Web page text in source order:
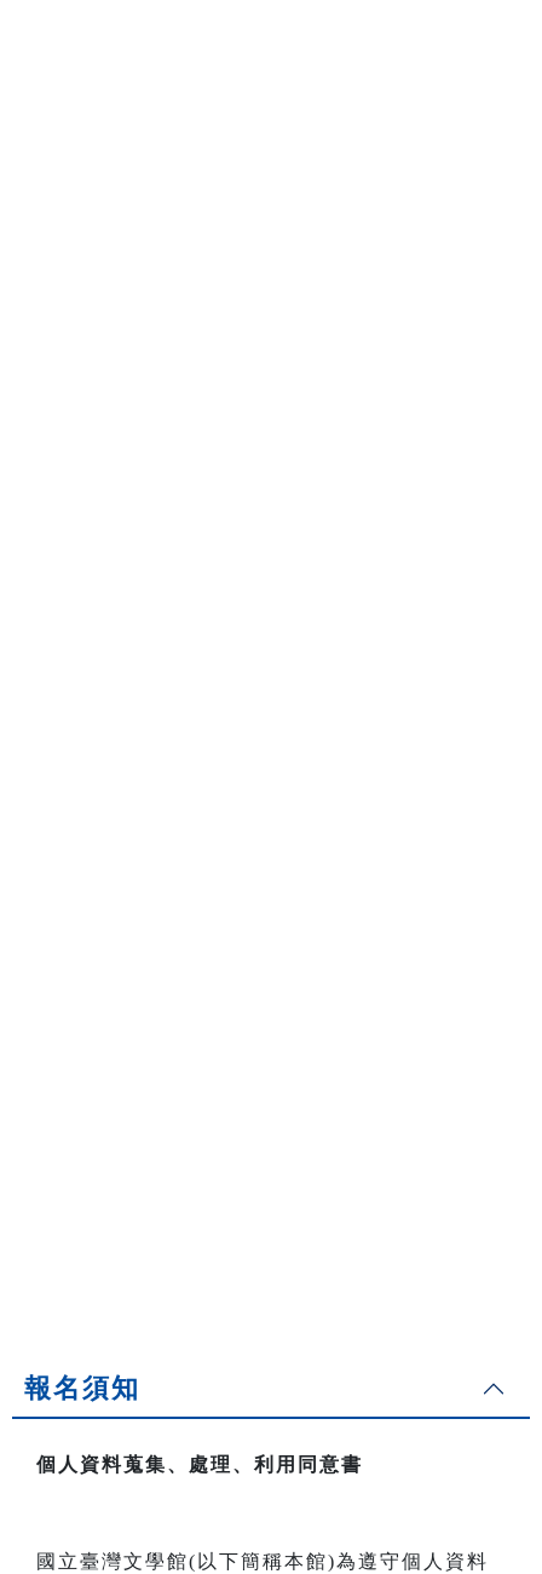
報名須知
個人資料蒐集、處理、利用同意書
國立臺灣文學館(以下簡稱本館)為遵守個人資料